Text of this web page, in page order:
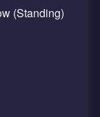
(Standing)